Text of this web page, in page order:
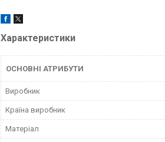
Характеристики
ОСНОВНІ АТРИБУТИ
Виробник
Країна виробник
Матеріал